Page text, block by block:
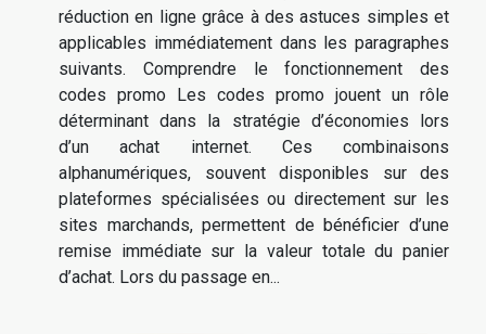
réduction en ligne grâce à des astuces simples et
applicables immédiatement dans les paragraphes
suivants. Comprendre le fonctionnement des
codes promo Les codes promo jouent un rôle
déterminant dans la stratégie d’économies lors
d’un achat internet. Ces combinaisons
alphanumériques, souvent disponibles sur des
plateformes spécialisées ou directement sur les
sites marchands, permettent de bénéficier d’une
remise immédiate sur la valeur totale du panier
d’achat. Lors du passage en...